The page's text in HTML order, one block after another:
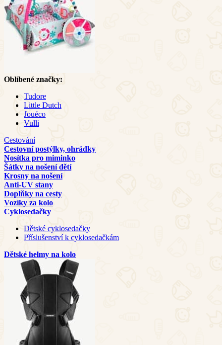
Oblíbené značky:
Tudore
Little Dutch
Jouéco
Vulli
Cestování
Cestovní postýlky, ohrádky
Nosítka pro miminko
Šátky na nošení dětí
Krosny na nošení
Anti-UV stany
Doplňky na cesty
Vozíky za kolo
Cyklosedačky
Dětské cyklosedačky
Příslušenství k cyklosedačkám
Dětské helmy na kolo